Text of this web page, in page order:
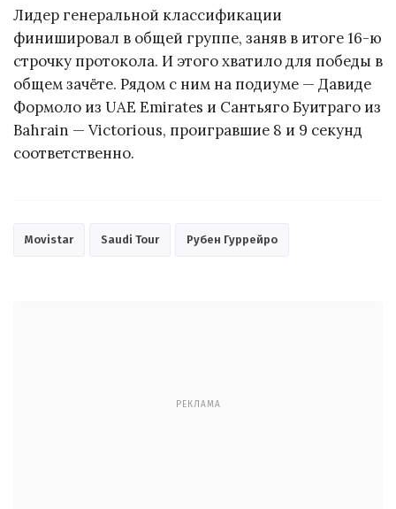
Лидер генеральной классификации
финишировал в общей группе, заняв в итоге 16-ю
строчку протокола. И этого хватило для победы в
общем зачёте. Рядом с ним на подиуме — Давиде
Формоло из UAE Emirates и Сантьяго Буитраго из
Bahrain — Victorious, проигравшие 8 и 9 секунд
соответственно.
Movistar Saudi Tour Рубен Гуррейро
РЕКЛАМА